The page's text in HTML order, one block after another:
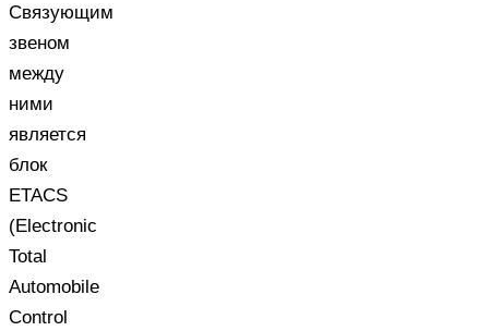
Связующим
звеном
между
ними
является
блок
ETACS
(Electronic
Total
Automobile
Control